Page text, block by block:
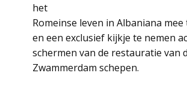
het
Romeinse leven in Albaniana mee
en een exclusief kijkje te nemen
schermen van de restauratie van
Zwammerdam schepen.